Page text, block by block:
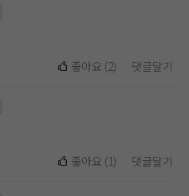
좋아요 (2) 댓글달기
좋아요 (1) 댓글달기